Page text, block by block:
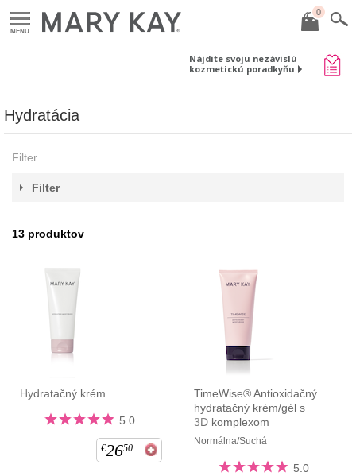
MENU
0
Nájdite svoju nezávislú
kozmetickú poradkyňu
Hydratácia
Filter
Filter
13 produktov
Hydratačný krém
5.0
€2650
TimeWise® Antioxidačný
hydratačný krém/gél s
3D komplexom
Normálna/Suchá
5.0